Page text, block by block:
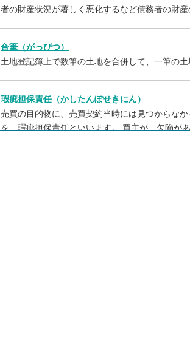
者の財産状況が著しく悪化するなど債務者の財
合筆（がっぴつ）
土地登記簿上で数筆の土地を合併して、一筆の
瑕疵担保責任（かしたんぽせきにん）
売買の目的物に、売買契約当時には見つからな
を、瑕疵担保責任といいます。 買主が、欠陥が